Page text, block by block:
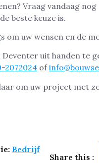
Vraag vandaag
beste keuze is.
om uw wensen en de
uit handen te
2072024 of
om uw project met
Bedrijf
Share this :